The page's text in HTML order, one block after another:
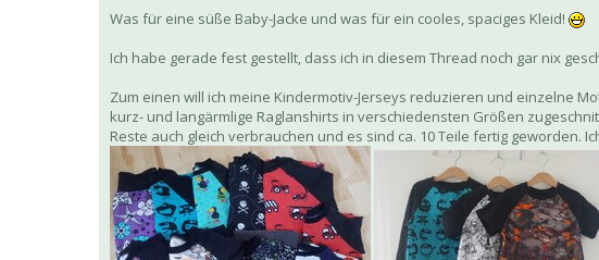
Was für eine süße Baby-Jacke und was für ein cooles, spaciges Kleid!
Ich habe gerade fest gestellt, dass ich in diesem Thread noch gar nix
Zum einen will ich meine Kindermotiv-Jerseys reduzieren und einzelne
kurz- und langärmlige Raglanshirts in verschiedensten Größen
Reste auch gleich verbrauchen und es sind ca. 10 Teile fertig geworden.